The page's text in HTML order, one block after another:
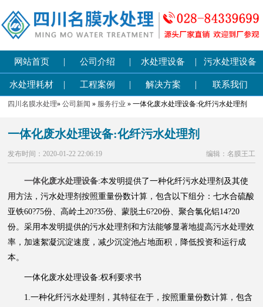
网站首页 | 公司介绍 | 水处理设备 | 污水处理设备
水处理耗材 | 工程案例 | 解决方案 | 联系我们
四川名膜水处理»公司新闻 » 服务行业 » 一体化废水处理设备:化纤污水处理剂
一体化废水处理设备:化纤污水处理剂
发布时间：2020-01-22 22:06:19 编辑：名膜王工
一体化废水处理设备:本发明提供了一种化纤污水处理剂及其使
用方法，污水处理剂按照重量份数计算，包含以下组分：七水合硫酸
亚铁60?75份、高岭土20?35份、蒙脱土6?20份、聚合氯化铝14?20
份。采用本发明提供的污水处理剂和方法能够显著地提高污水处理效
率，加速絮凝沉淀速度，减少沉淀池占地面积，降低投资和运行成
本。
一体化废水处理设备:权利要求书
1.一种化纤污水处理剂，其特征在于，按照重量份数计算，包含